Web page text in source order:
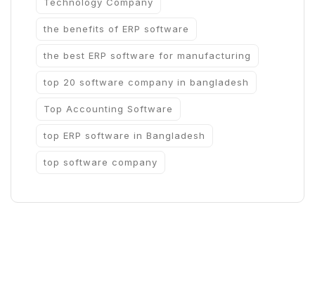
the benefits of ERP software
the best ERP software for manufacturing
top 20 software company in bangladesh
Top Accounting Software
top ERP software in Bangladesh
top software company